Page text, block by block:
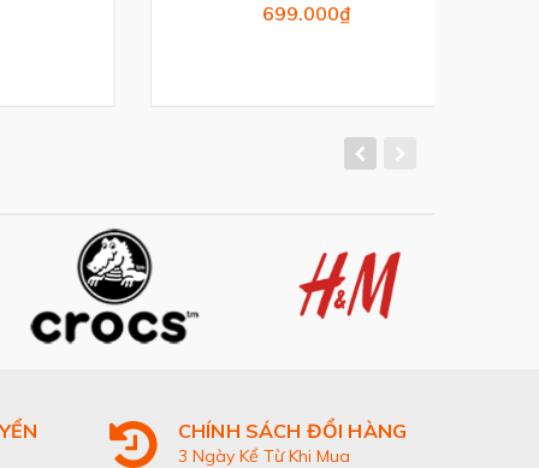
699.000₫
CHÍNH SÁCH ĐỔI HÀNG
3 Ngày Kể Từ Khi Mua